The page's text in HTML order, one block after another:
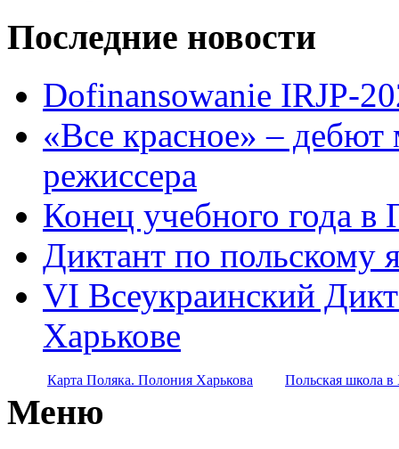
Последние новости
Dofinansowanie IRJP-
«Все красное» – дебют
режиссера
Конец учебного года в
Диктант по польскому
VI Всеукраинский
Харькове
Карта Поляка. Полония Харькова Польская школа в
Меню